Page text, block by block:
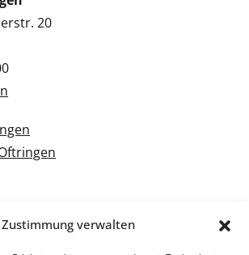
Zustimmung verwalten
20